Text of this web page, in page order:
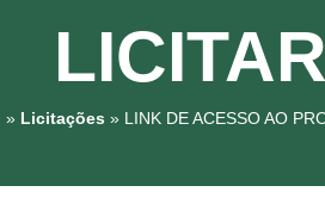
» Licitações » LINK DE ACESSO AO